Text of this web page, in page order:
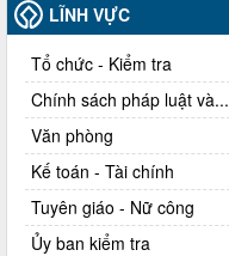
LĨNH VỰC
Tổ chức - Kiểm tra
Chính sách pháp luật và...
Văn phòng
Kế toán - Tài chính
Tuyên giáo - Nữ công
Ủy ban kiểm tra